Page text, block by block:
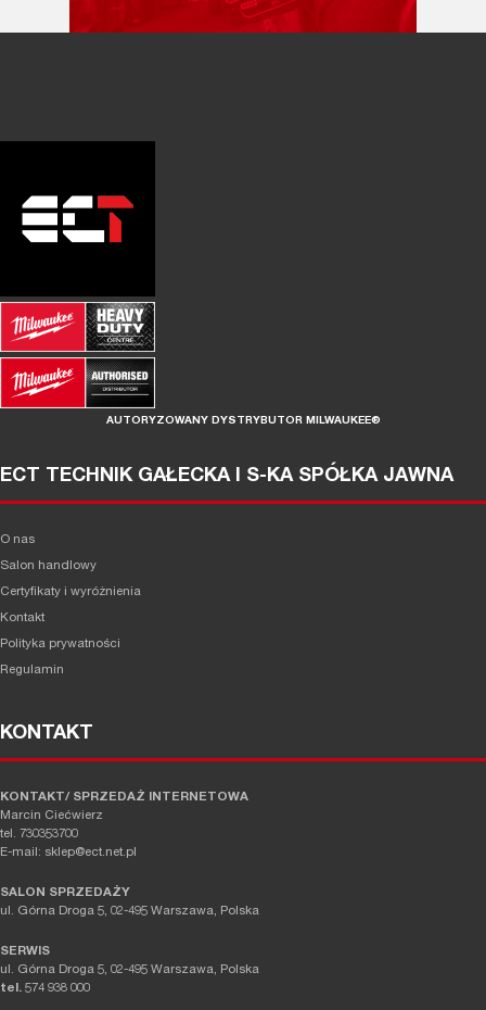
AUTORYZOWANY DYSTRYBUTOR MILWAUKEE®
ECT TECHNIK GAŁECKA I S-KA SPÓŁKA JAWNA
O nas
Salon handlowy
Certyfikaty i wyróżnienia
Kontakt
Polityka prywatności
Regulamin
KONTAKT
KONTAKT/ SPRZEDAŻ INTERNETOWA
Marcin Ciećwierz
tel. 730353700
E-mail: sklep@ect.net.pl
SALON SPRZEDAŻY
ul. Górna Droga 5, 02-495 Warszawa, Polska
SERWIS
ul. Górna Droga 5, 02-495 Warszawa, Polska
tel. 574 938 000